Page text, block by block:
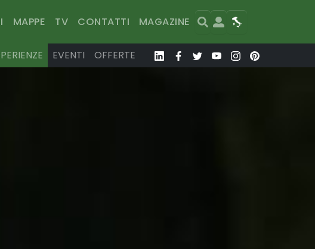
MAPPE TV CONTATTI MAGAZINE Search
User Map
EVENTI OFFERTE